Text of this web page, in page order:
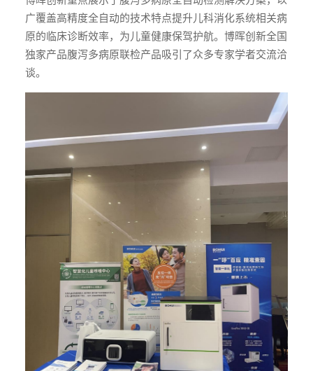
广覆盖高精度全自动的技术特点提升儿科消化系统相关病
原的临床诊断效率，为儿童健康保驾护航。博晖创新全国
独家产品腹泻多病原联检产品吸引了众多专家学者交流洽
谈。